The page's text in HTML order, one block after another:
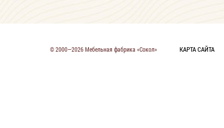
© 2000—2026 Мебельная фабрика «Сокол» КАРТА САЙТА